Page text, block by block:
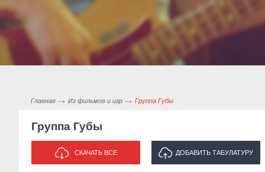
Главная Из фильмов и игр Группа Губы
Группа Губы
СКАЧАТЬ ВСЕ ДОБАВИТЬ ТАБУЛАТУРУ